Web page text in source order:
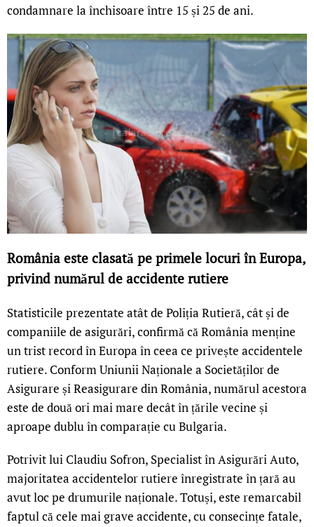
condamnare la închisoare între 15 și 25 de ani.
România este clasată pe primele locuri în Europa,
privind numărul de accidente rutiere
Statisticile prezentate atât de Poliția Rutieră, cât și de
companiile de asigurări, confirmă că România menține
un trist record în Europa în ceea ce privește accidentele
rutiere. Conform Uniunii Naționale a Societăților de
Asigurare și Reasigurare din România, numărul acestora
este de două ori mai mare decât în țările vecine și
aproape dublu în comparație cu Bulgaria.
Potrivit lui Claudiu Sofron, Specialist în Asigurări Auto,
majoritatea accidentelor rutiere înregistrate în țară au
avut loc pe drumurile naționale. Totuși, este remarcabil
faptul că cele mai grave accidente, cu consecințe fatale,LIVE